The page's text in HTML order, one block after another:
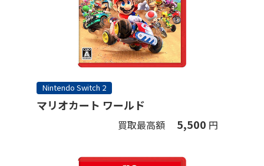
Nintendo Switch 2
マリオカート ワールド
買取最高額 5,500 円